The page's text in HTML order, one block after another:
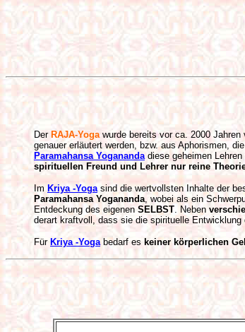
Der RAJA-Yogawurde bereits vor ca. 2000 Jahren
genauer erläutert werden, bzw. aus Aphorismen,
Paramahansa Yoganandadiese geheimen Lehren
spirituellen Freund und Lehrer nur reine
Im Kriya -Yogasind die wertvollsten Inhalte der
Paramahansa Yogananda, wobei als ein
Entdeckung des eigenen SELBST. Neben
derart kraftvoll, dass sie die spirituelle
Für Kriya -Yogabedarf es keiner körperlichen